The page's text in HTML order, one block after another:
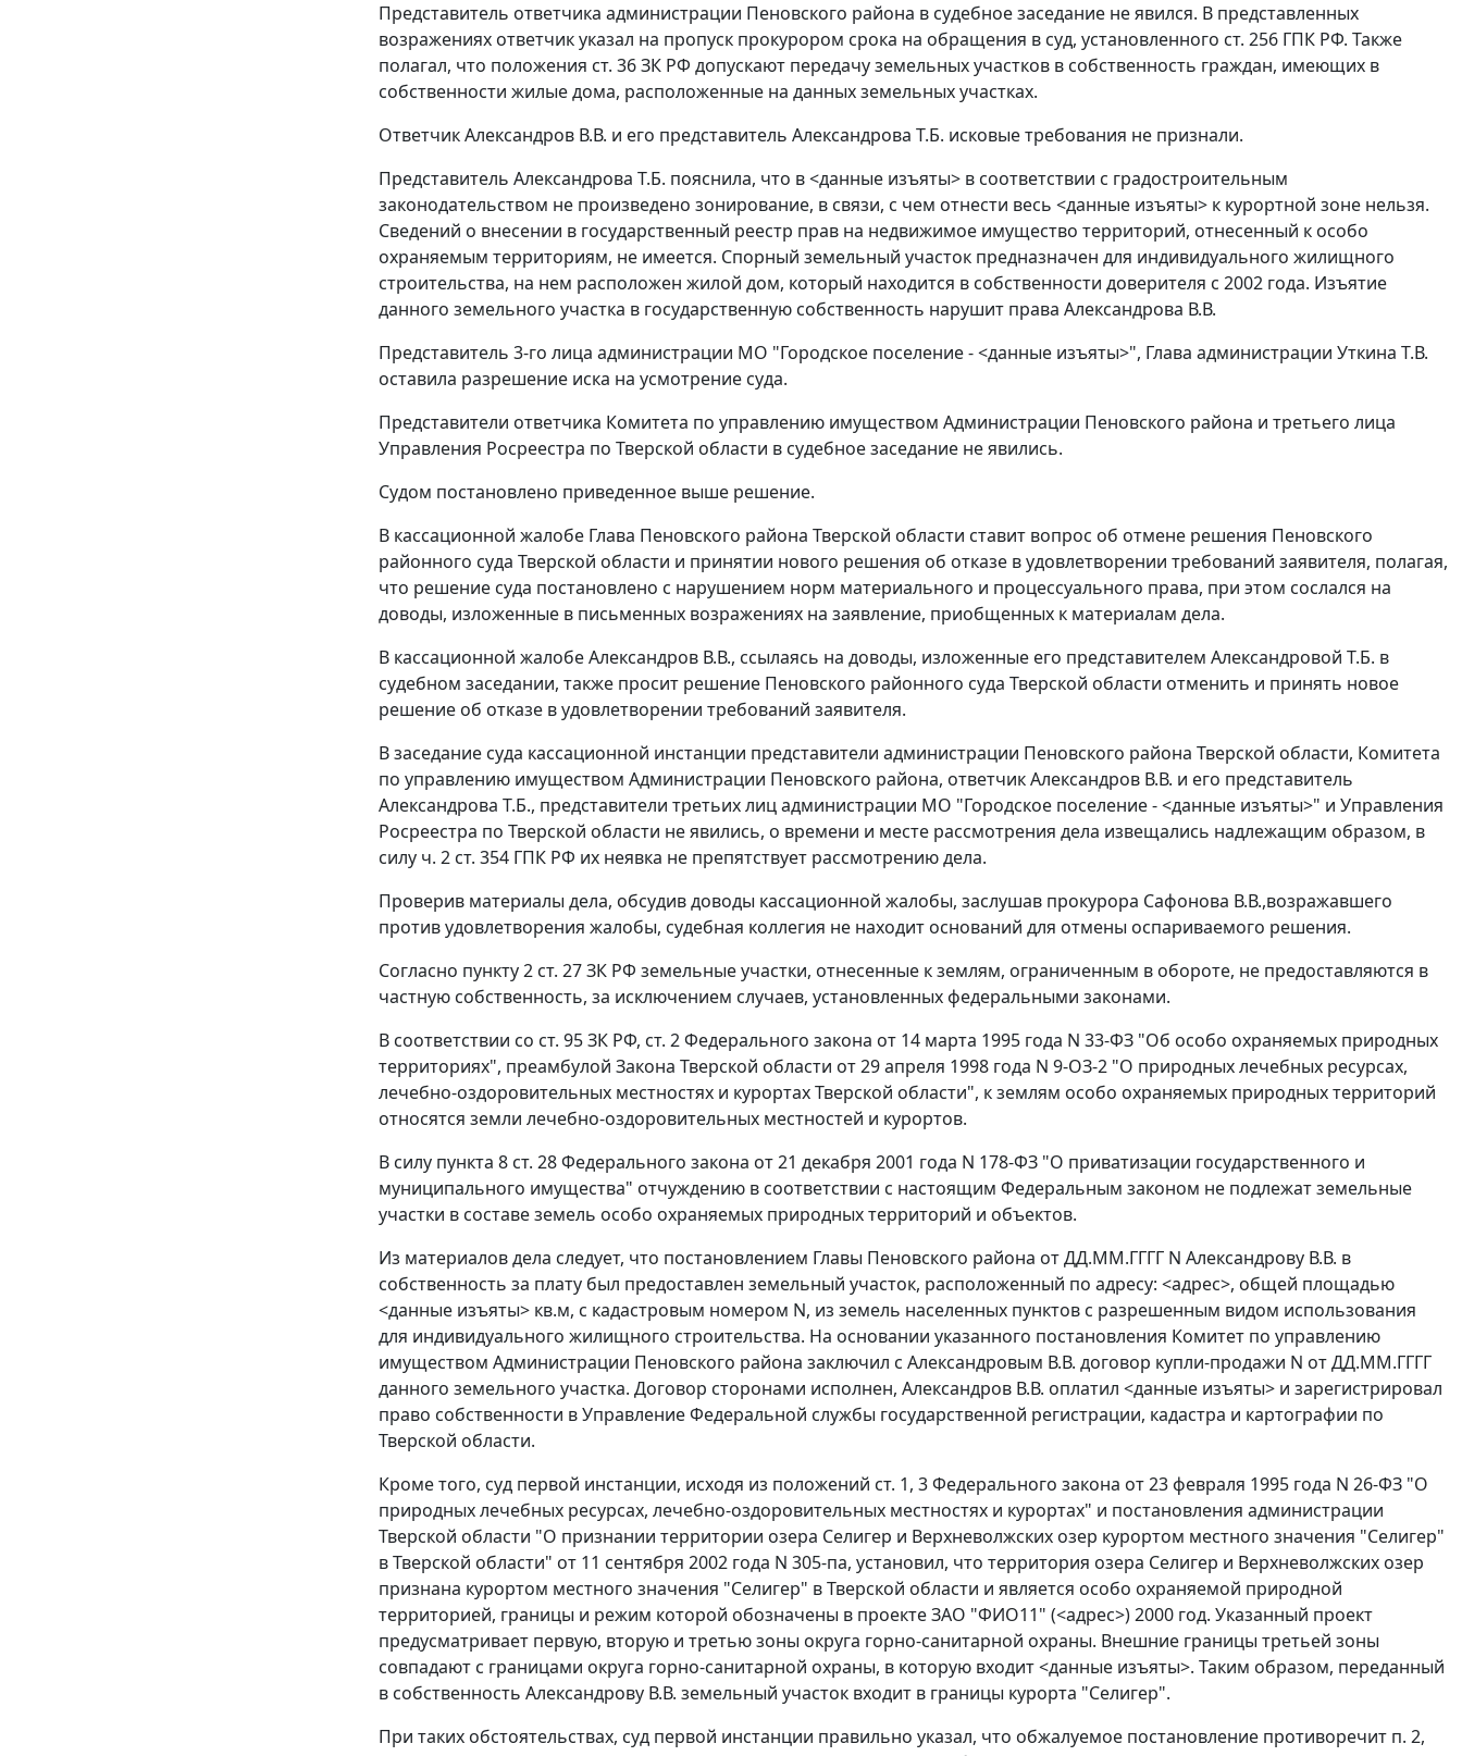
Представитель ответчика администрации Пеновского района в судебное заседание не явился. В представленных
возражениях ответчик указал на пропуск прокурором срока на обращения в суд, установленного ст. 256 ГПК РФ. Также
полагал, что положения ст. 36ЗК РФ допускают передачу земельных участков в собственность граждан, имеющих в
собственности жилые дома, расположенные на данных земельных участках.
Ответчик Александров В.В. и его представитель Александрова Т.Б. исковые требования не признали.
Представитель Александрова Т.Б. пояснила, что в <данные изъяты> в соответствии с градостроительным
законодательством не произведено зонирование, в связи, с чем отнести весь <данные изъяты> к курортной зоне нельзя.
Сведений о внесении в государственный реестр прав на недвижимое имущество территорий, отнесенный к особо
охраняемым территориям, не имеется. Спорный земельный участок предназначен для индивидуального жилищного
строительства, на нем расположен жилой дом, который находится в собственности доверителя с 2002 года. Изъятие
данного земельного участка в государственную собственность нарушит права Александрова В.В.
Представитель 3-го лица администрации МО "Городское поселение - <данные изъяты>", Глава администрации Уткина Т.В.
оставила разрешение иска на усмотрение суда.
Представители ответчика Комитета по управлению имуществом Администрации Пеновского района и третьего лица
Управления Росреестра по Тверской области в судебное заседание не явились.
Судом постановлено приведенное выше решение.
В кассационной жалобе Глава Пеновского района Тверской области ставит вопрос об отмене решения Пеновского
районного суда Тверской области и принятии нового решения об отказе в удовлетворении требований заявителя, полагая,
что решение суда постановлено с нарушением норм материального и процессуального права, при этом сослался на
доводы, изложенные в письменных возражениях на заявление, приобщенных к материалам дела.
В кассационной жалобе Александров В.В., ссылаясь на доводы, изложенные его представителем Александровой Т.Б. в
судебном заседании, также просит решение Пеновского районного суда Тверской области отменить и принять новое
решение об отказе в удовлетворении требований заявителя.
В заседание суда кассационной инстанции представители администрации Пеновского района Тверской области, Комитета
по управлению имуществом Администрации Пеновского района, ответчик Александров В.В. и его представитель
Александрова Т.Б., представители третьих лиц администрации МО "Городское поселение - <данные изъяты>" и Управления
Росреестра по Тверской области не явились, о времени и месте рассмотрения дела извещались надлежащим образом, в
силу ч. 2 ст. 354 ГПК РФ их неявка не препятствует рассмотрению дела.
Проверив материалы дела, обсудив доводы кассационной жалобы, заслушав прокурора Сафонова В.В.,возражавшего
против удовлетворения жалобы, судебная коллегия не находит оснований для отмены оспариваемого решения.
Согласно пункту 2 ст. 27ЗК РФ земельные участки, отнесенные к землям, ограниченным в обороте, не предоставляются в
частную собственность, за исключением случаев, установленных федеральными законами.
В соответствии со ст. 95ЗК РФ, ст. 2Федерального закона от 14 марта 1995 года N 33-ФЗ "Об особо охраняемых природных
территориях", преамбулой Закона Тверской области от 29 апреля 1998 года N 9-ОЗ-2 "О природных лечебных ресурсах,
лечебно-оздоровительных местностях и курортах Тверской области", к землям особо охраняемых природных территорий
относятся земли лечебно-оздоровительных местностей и курортов.
В силу пункта 8 ст. 28Федерального закона от 21 декабря 2001 года N 178-ФЗ "О приватизации государственного и
муниципального имущества" отчуждению в соответствии с настоящим Федеральным законом не подлежат земельные
участки в составе земель особо охраняемых природных территорий и объектов.
Из материалов дела следует, что постановлением Главы Пеновского района от ДД.ММ.ГГГГ N Александрову В.В. в
собственность за плату был предоставлен земельный участок, расположенный по адресу: <адрес>, общей площадью
<данные изъяты> кв.м, с кадастровым номером N, из земель населенных пунктов с разрешенным видом использования
для индивидуального жилищного строительства. На основании указанного постановления Комитет по управлению
имуществом Администрации Пеновского района заключил с Александровым В.В. договор купли-продажи N от ДД.ММ.ГГГГ
данного земельного участка. Договор сторонами исполнен, Александров В.В. оплатил <данные изъяты> и зарегистрировал
право собственности в Управление Федеральной службы государственной регистрации, кадастра и картографии по
Тверской области.
Кроме того, суд первой инстанции, исходя из положений ст. 1, 3Федерального закона от 23 февраля 1995 года N 26-ФЗ "О
природных лечебных ресурсах, лечебно-оздоровительных местностях и курортах" и постановления администрации
Тверской области "О признании территории озера Селигер и Верхневолжских озер курортом местного значения "Селигер"
в Тверской области" от 11 сентября 2002 года N 305-па, установил, что территория озера Селигер и Верхневолжских озер
признана курортом местного значения "Селигер" в Тверской области и является особо охраняемой природной
территорией, границы и режим которой обозначены в проекте ЗАО "ФИО11" (<адрес>) 2000 год. Указанный проект
предусматривает первую, вторую и третью зоны округа горно-санитарной охраны. Внешние границы третьей зоны
совпадают с границами округа горно-санитарной охраны, в которую входит <данные изъяты>. Таким образом, переданный
в собственность Александрову В.В. земельный участок входит в границы курорта "Селигер".
При таких обстоятельствах, суд первой инстанции правильно указал, что обжалуемое постановление противоречит п. 2,